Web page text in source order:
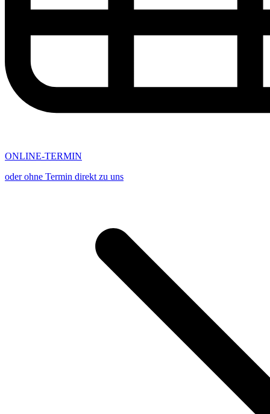
ONLINE-TERMIN
oder ohne Termin direkt zu uns